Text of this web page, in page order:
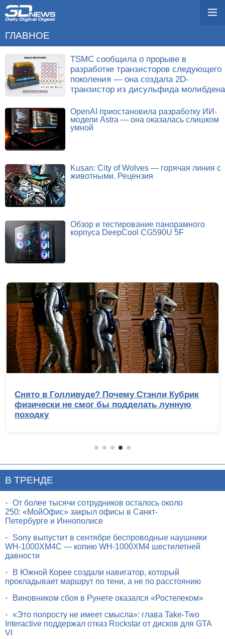
ГЛАВНОЕ
TSMC сообщила о прорыве в
разработке транзисторов следующего
поколения — она создала 2D-
транзистор из дисульфида молибдена
OpenAI приостановила разработку ИИ-
модели Astra — она оказалась слишком
умной
Kusan: City of Wolves — горячая линия с
животными. Рецензия
Обзор и тестирование панорамного
корпуса DeepCool CG590U 5F
Снято в Голливуде? Почему Стэнли Кубрик
физически не смог бы подделать лунную
походку
В ТРЕНДЕ
• От более тысячи сотрудников осталось около
250: «МойОфис» закрыл офисы в Санкт-
Петербурге и Иннополисе
•
Sony выпустит в сентябре беспроводные наушники
WH-1000XM4C — копию WH-1000XM4 шестилетней
давности
•
В Южной Корее создали навигатор, который
прокладывает маршрут по тени, а не по расстоянию
•
Виновником сбоя в Рунете оказался «Ростелеком»
• «Это попросту не имеет смысла»: глава Take-Two
Interactive поддержал отказ Rockstar от дисков для GTA
VI